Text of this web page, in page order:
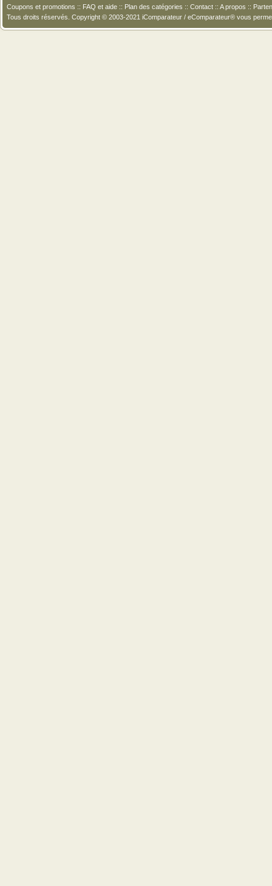
Coupons et promotions :: FAQ et aide :: Plan des catégories :: Contact :: A propos ::
Tous droits réservés. Copyright © 2003-2021 iComparateur / eComparateur® vous